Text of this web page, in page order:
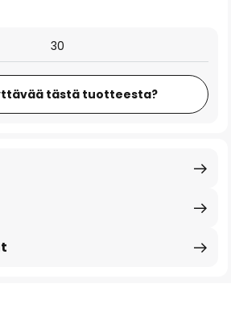
30
tästä tuotteesta?